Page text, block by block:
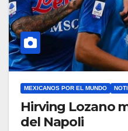
MEXICANOS POR EL MUNDO
Hirving Lozano
del Napoli